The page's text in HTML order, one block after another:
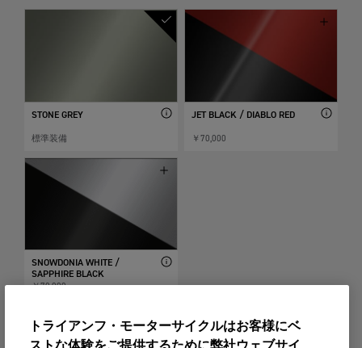
STONE GREY
標準装備
JET BLACK / DIABLO RED
￥70,000
SNOWDONIA WHITE /
SAPPHIRE BLACK
￥70,000
トライアンフ・モーターサイクルはお客様にベ